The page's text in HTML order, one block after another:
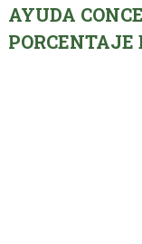
AYUDA
PORCENTAJE